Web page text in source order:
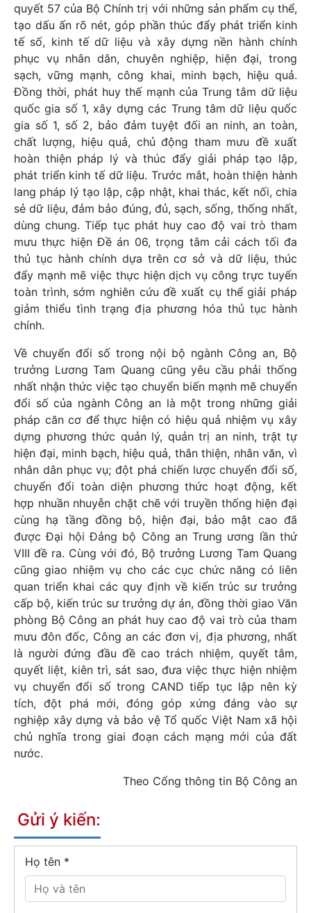
quyết 57 của Bộ Chính trị với những sản phẩm cụ thể,
tạo dấu ấn rõ nét, góp phần thúc đẩy phát triển kinh
tế số, kinh tế dữ liệu và xây dựng nền hành chính
phục vụ nhân dân, chuyên nghiệp, hiện đại, trong
sạch, vững mạnh, công khai, minh bạch, hiệu quả.
Đồng thời, phát huy thế mạnh của Trung tâm dữ liệu
quốc gia số 1, xây dựng các Trung tâm dữ liệu quốc
gia số 1, số 2, bảo đảm tuyệt đối an ninh, an toàn,
chất lượng, hiệu quả, chủ động tham mưu đề xuất
hoàn thiện pháp lý và thúc đẩy giải pháp tạo lập,
phát triển kinh tế dữ liệu. Trước mắt, hoàn thiện hành
lang pháp lý tạo lập, cập nhật, khai thác, kết nối, chia
sẻ dữ liệu, đảm bảo đúng, đủ, sạch, sống, thống nhất,
dùng chung. Tiếp tục phát huy cao độ vai trò tham
mưu thực hiện Đề án 06, trọng tâm cải cách tối đa
thủ tục hành chính dựa trên cơ sở và dữ liệu, thúc
đẩy mạnh mẽ việc thực hiện dịch vụ công trực tuyến
toàn trình, sớm nghiên cứu đề xuất cụ thể giải pháp
giảm thiểu tình trạng địa phương hóa thủ tục hành
chính.
Về chuyển đổi số trong nội bộ ngành Công an, Bộ
trưởng Lương Tam Quang cũng yêu cầu phải thống
nhất nhận thức việc tạo chuyển biến mạnh mẽ chuyển
đổi số của ngành Công an là một trong những giải
pháp căn cơ để thực hiện có hiệu quả nhiệm vụ xây
dựng phương thức quản lý, quản trị an ninh, trật tự
hiện đại, minh bạch, hiệu quả, thân thiện, nhân văn, vì
nhân dân phục vụ; đột phá chiến lược chuyển đổi số,
chuyển đổi toàn diện phương thức hoạt động, kết
hợp nhuần nhuyễn chặt chẽ với truyền thống hiện đại
cùng hạ tầng đồng bộ, hiện đại, bảo mật cao đã
được Đại hội Đảng bộ Công an Trung ương lần thứ
VIII đề ra. Cùng với đó, Bộ trưởng Lương Tam Quang
cũng giao nhiệm vụ cho các cục chức năng có liên
quan triển khai các quy định về kiến trúc sư trưởng
cấp bộ, kiến trúc sư trưởng dự án, đồng thời giao Văn
phòng Bộ Công an phát huy cao độ vai trò của tham
mưu đôn đốc, Công an các đơn vị, địa phương, nhất
là người đứng đầu đề cao trách nhiệm, quyết tâm,
quyết liệt, kiên trì, sát sao, đưa việc thực hiện nhiệm
vụ chuyển đổi số trong CAND tiếp tục lập nên kỳ
tích, đột phá mới, đóng góp xứng đáng vào sự
nghiệp xây dựng và bảo vệ Tổ quốc Việt Nam xã hội
chủ nghĩa trong giai đoạn cách mạng mới của đất
nước.
Theo Cổng thông tin Bộ Công an
Gửi ý kiến:
Họ tên *